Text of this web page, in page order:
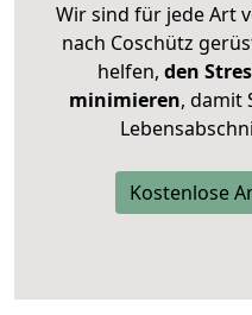
Wir sind für jede Art
nach Coschütz
helfen, den
minimieren, damit
Kostenlose